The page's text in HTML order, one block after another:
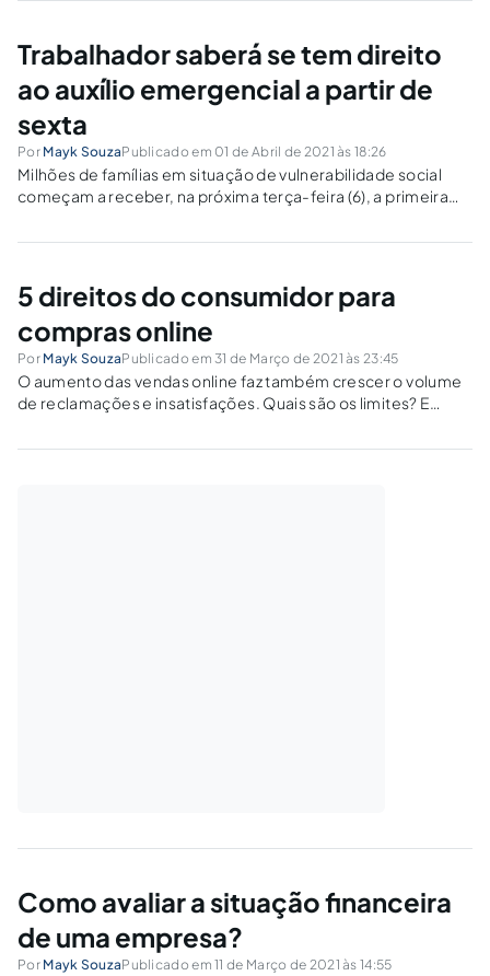
Trabalhador saberá se tem direito
ao auxílio emergencial a partir de
sexta
Por Mayk SouzaPublicado em 01 de Abril de 2021 às 18:26
Milhões de famílias em situação de vulnerabilidade social
começam a receber, na próxima terça-feira (6), a primeira
5 direitos do consumidor para
compras online
Por Mayk SouzaPublicado em 31 de Março de 2021 às 23:45
O aumento das vendas online faz também crescer o volume
de reclamações e insatisfações. Quais são os limites? E
Como avaliar a situação financeira
de uma empresa?
Por Mayk SouzaPublicado em 11 de Março de 2021 às 14:55